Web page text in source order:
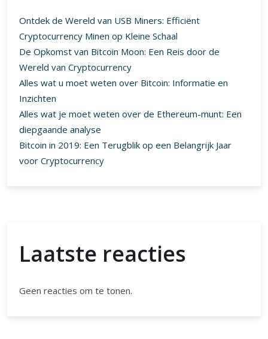
Ontdek de Wereld van USB Miners: Efficiënt
Cryptocurrency Minen op Kleine Schaal
De Opkomst van Bitcoin Moon: Een Reis door de
Wereld van Cryptocurrency
Alles wat u moet weten over Bitcoin: Informatie en
Inzichten
Alles wat je moet weten over de Ethereum-munt: Een
diepgaande analyse
Bitcoin in 2019: Een Terugblik op een Belangrijk Jaar
voor Cryptocurrency
Laatste reacties
Geen reacties om te tonen.